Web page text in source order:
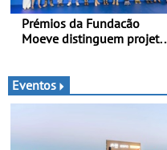
Prémios da Fundacão
Moeve distinguem projeto
transição ecológica justa
Eventos